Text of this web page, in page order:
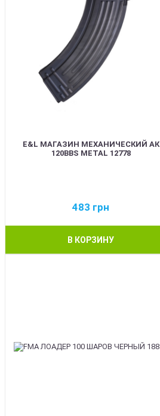
E&L МАГАЗИН МЕХАНИЧЕСКИЙ АК
120BBS METAL 12778
483 грн
В КОРЗИНУ